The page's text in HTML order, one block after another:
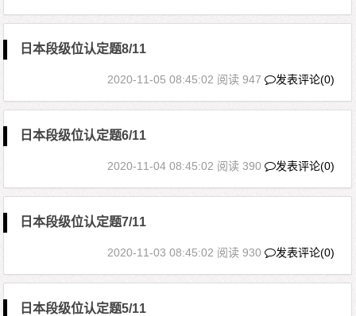
日本段级位认定题8/11
2020-11-05 08:45:02 阅读 947 发表评论(0)
日本段级位认定题6/11
2020-11-04 08:45:02 阅读 390 发表评论(0)
日本段级位认定题7/11
2020-11-03 08:45:02 阅读 930 发表评论(0)
日本段级位认定题5/11